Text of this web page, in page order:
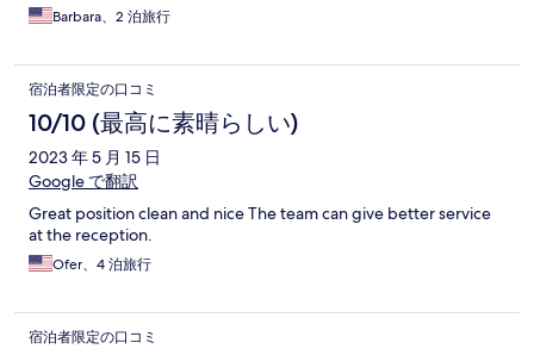
Barbara、2 泊旅行
宿泊者限定の口コミ
10/10 (最高に素晴らしい)
2023 年 5 月 15 日
Google で翻訳
Great position clean and nice The team can give better service
at the reception.
Ofer、4 泊旅行
宿泊者限定の口コミ